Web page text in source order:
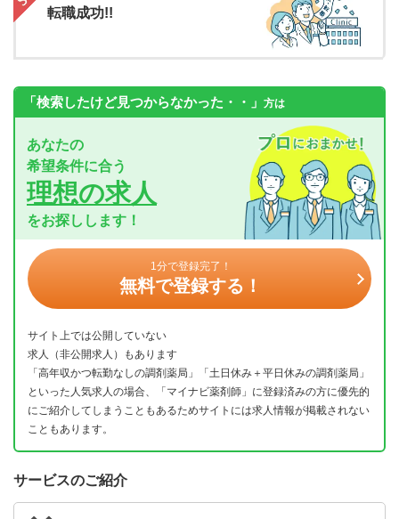
転職成功!!
「検索したけど見つからなかった・・」 方は
あなたの
希望条件に合う
理想の求人
をお探しします！
1分で登録完了！
無料で登録する！
サイト上では公開していない
求人（非公開求人）もあります
「高年収かつ転勤なしの調剤薬局」「土日休み＋平日休みの調剤薬局」
といった人気求人の場合、「マイナビ薬剤師」に登録済みの方に優先的
にご紹介してしまうこともあるためサイトには求人情報が掲載されない
こともあります。
サービスのご紹介